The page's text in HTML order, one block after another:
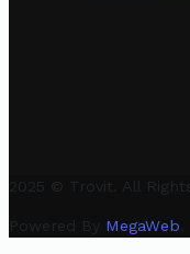
2025 © Trovit. All
Powered By MegaWeb